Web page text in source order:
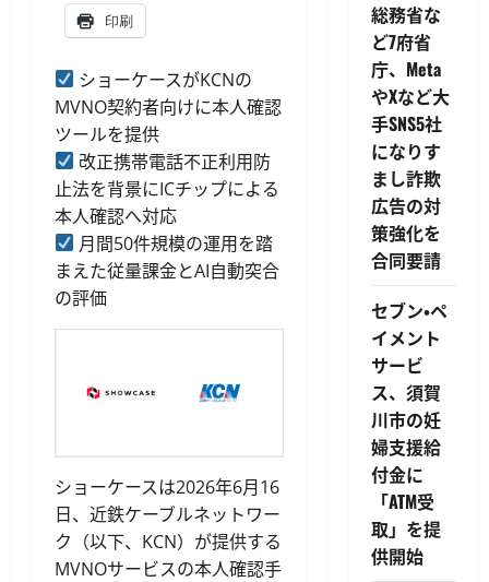
印刷
ショーケースがKCNの
MVNO契約者向けに本人確認
ツールを提供
改正携帯電話不正利用防
止法を背景にICチップによる
本人確認へ対応
月間50件規模の運用を踏
まえた従量課金とAI自動突合
の評価
ショーケースは2026年6月16
日、近鉄ケーブルネットワー
ク（以下、KCN）が提供する
MVNOサービスの本人確認手
総務省な
ど7府省
庁、Meta
やXなど大
手SNS5社
になりす
まし詐欺
広告の対
策強化を
合同要請
セブン・ペ
イメント
サービ
ス、須賀
川市の妊
婦支援給
付金に
「ATM受
取」を提
供開始